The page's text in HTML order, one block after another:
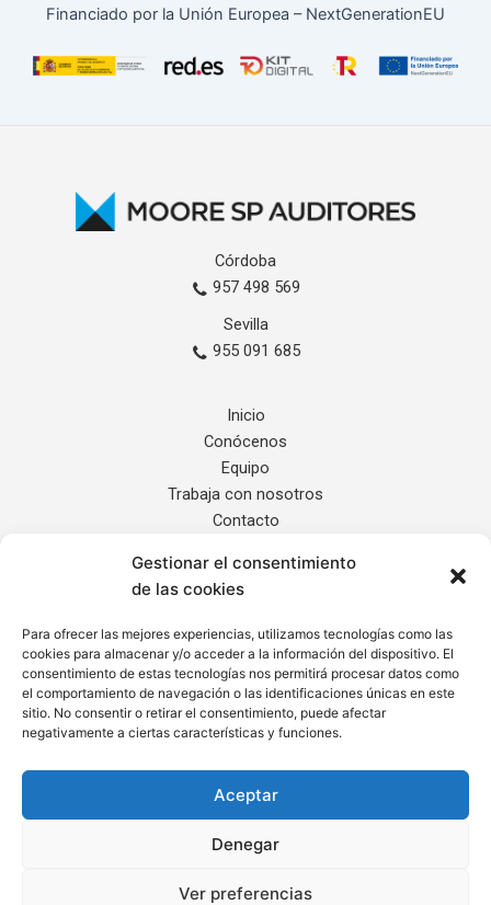
Gestionar el consentimiento
de las cookies
Para ofrecer las mejores experiencias, utilizamos tecnologías como las
cookies para almacenar y/o acceder a la información del dispositivo. El
consentimiento de estas tecnologías nos permitirá procesar datos como
el comportamiento de navegación o las identificaciones únicas en este
sitio. No consentir o retirar el consentimiento, puede afectar
negativamente a ciertas características y funciones.
Aceptar
Denegar
Ver preferencias
Financiado por la Unión Europea – NextGenerationEU
Córdoba
957 498 569
Sevilla
955 091 685
Inicio
Conócenos
Equipo
Trabaja con nosotros
Contacto
Servicios
Localización
Internacional
Informe de Transparencia
Aviso Legal
Política de Privacidad
Cláusula de Protección de Datos
Política de Cookies